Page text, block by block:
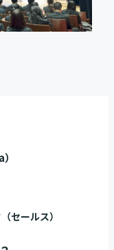
セールス）